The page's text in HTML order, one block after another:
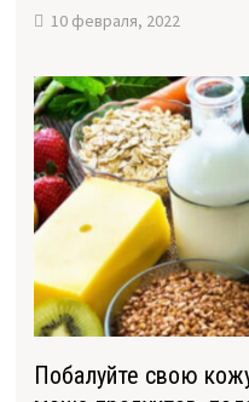
10 февраля, 2022
Побалуйте свою